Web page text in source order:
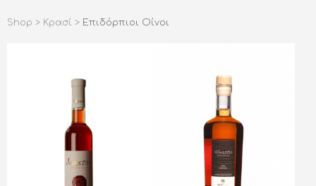
Shop > Κρασί > Επιδόρπιοι Οίνοι